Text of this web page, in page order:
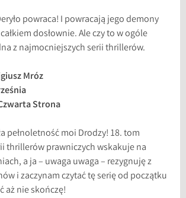
powraca! I powracają jego demony
dosłownie. Ale czy to w ogóle
z najmocniejszych serii thrillerów.
Mróz
Strona
pełnoletność moi Drodzy! 18. tom
thrillerów prawniczych wskakuje na
a ja – uwaga uwaga – rezygnuję z
i zaczynam czytać tę serię od początku
aż nie skończę!